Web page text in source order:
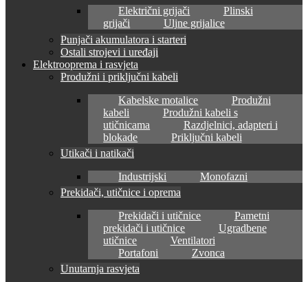
Električni grijači
Plinski
grijači
Uljne grijalice
Punjači akumulatora i starteri
Ostali strojevi i uređaji
Elektrooprema i rasvjeta
Produžni i priključni kabeli
Kabelske motalice
Produžni
kabeli
Produžni kabeli s
utičnicama
Razdjelnici, adapteri i
blokade
Priključni kabeli
Utikači i natikači
Industrijski
Monofazni
Prekidači, utičnice i oprema
Prekidači i utičnice
Pametni
prekidači i utičnice
Ugradbene
utičnice
Ventilatori
Portafoni
Zvonca
Unutarnja rasvjeta